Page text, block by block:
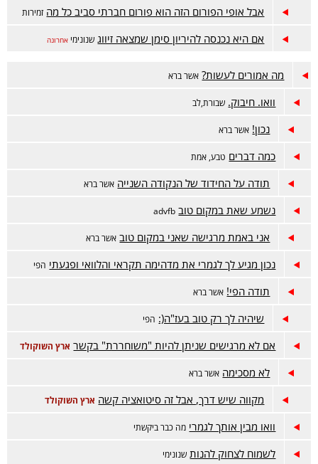
אבל אופי הפורום הזה הוא פורום חברתי סביב כל מה זמירות
אם היא נכנסה להיריון סימן שמצאה זיווג שנונימי אחרונה
מה אמורים לעשות? אשר ברא
וואו. חיבוק. שבורת,לב
נכון! אשר ברא
כמה דברים טבע, אמת
תודה על החידוד של הנקודה השנייה אשר ברא
נשמע שאת במקום טוב advfb
אני באמת מרגישה שאני במקום טוב אשר ברא
נכון מגיע לך לגמרי את מדהימה תקראי והלוואי ופגעתי הפי
תודה הפי! אשר ברא
שיהיה לך רק טוב בעז"ה(: הפי
אם לא מרגישים שניתן להיות "משוחררת" בקשר ארץ השוקולד
לא מסכימה אשר ברא
מקווה שיש דרך, אבל זה סיטואציה קשה ארץ השוקולד
וואו מבין אותך לגמרי מה כבר ביקשתי
לשמוח לצחוק להנות שנונימי